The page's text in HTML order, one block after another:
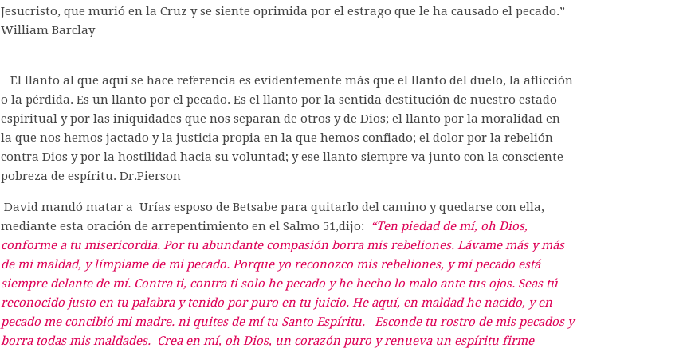
Jesucristo, que murió en la Cruz y se siente oprimida por el estrago que le ha causado el pecado.”
William Barclay
El llanto al que aquí se hace referencia es evidentemente más que el llanto del duelo, la aflicción
o la pérdida. Es un llanto por el pecado. Es el llanto por la sentida destitución de nuestro estado
espiritual y por las iniquidades que nos separan de otros y de Dios; el llanto por la moralidad en
la que nos hemos jactado y la justicia propia en la que hemos confiado; el dolor por la rebelión
contra Dios y por la hostilidad hacia su voluntad; y ese llanto siempre va junto con la consciente
pobreza de espíritu. Dr.Pierson
David mandó matar a Urías esposo de Betsabe para quitarlo del camino y quedarse con ella,
mediante esta oración de arrepentimiento en el Salmo 51,dijo: “Ten piedad de mí, oh Dios,
conforme a tu misericordia. Por tu abundante compasión borra mis rebeliones. Lávame más y más
de mi maldad, y límpiame de mi pecado. Porque yo reconozco mis rebeliones, y mi pecado está
siempre delante de mí. Contra ti, contra ti solo he pecado y he hecho lo malo ante tus ojos. Seas tú
reconocido justo en tu palabra y tenido por puro en tu juicio. He aquí, en maldad he nacido, y en
pecado me concibió mi madre. ni quites de mí tu Santo Espíritu. Esconde tu rostro de mis pecados y
borra todas mis maldades. Crea en mí, oh Dios, un corazón puro y renueva un espíritu firme